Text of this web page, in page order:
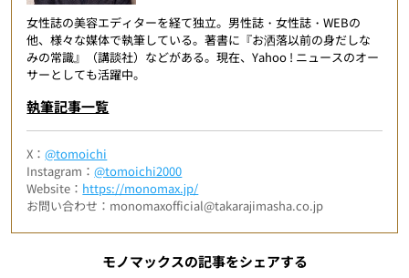
女性誌の美容エディターを経て独立。男性誌・女性誌・WEBの
他、様々な媒体で執筆している。著書に『お洒落以前の身だしな
みの常識』（講談社）などがある。現在、Yahoo ! ニュースのオー
サーとしても活躍中。
執筆記事一覧
X：@tomoichi
Instagram：@tomoichi2000
Website： https://monomax.jp/
お問い合わせ：monomaxofficial@takarajimasha.co.jp
モノマックスの記事をシェアする